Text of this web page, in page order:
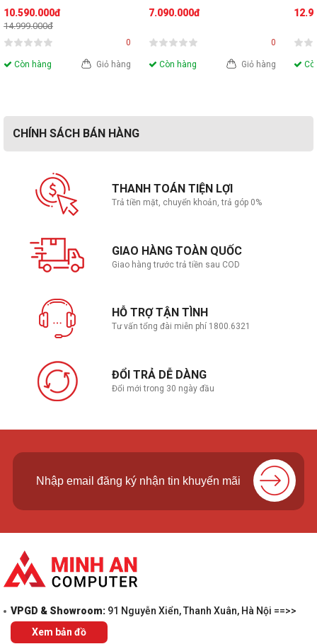
LGA1851 - 24 Core - 24
Thread - Base 3.2Ghz -
Turbo 5.5Ghz - Cache
10.590.000đ
14.999.000đ
0
Còn hàng Giỏ hàng
5.5GHz | 20 nhân 20
125W | LGA 1851)
7.090.000đ
0
Còn hàng Giỏ hàng
CHÍNH SÁCH BÁN HÀNG
THANH TOÁN TIỆN LỢI
Trả tiền mặt, chuyển khoản, trả góp 0%
GIAO HÀNG TOÀN QUỐC
Giao hàng trước trả tiền sau COD
HỖ TRỢ TẬN TÌNH
Tư vấn tổng đài miễn phí 1800.6321
ĐỔI TRẢ DỄ DÀNG
Đổi mới trong 30 ngày đầu
VPGD & Showroom: 91 Nguyễn Xiển, Thanh Xuân, Hà Nội ==>>
Xem bản đồ